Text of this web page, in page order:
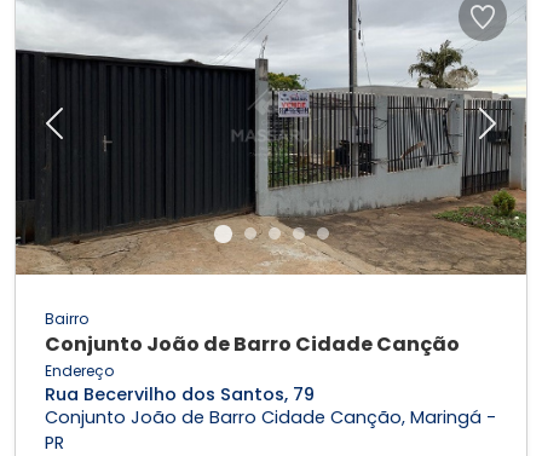
Previous Next
Bairro
Conjunto João de Barro Cidade Canção
Endereço
Rua Becervilho dos Santos, 79
Conjunto João de Barro Cidade Canção, Maringá -
PR